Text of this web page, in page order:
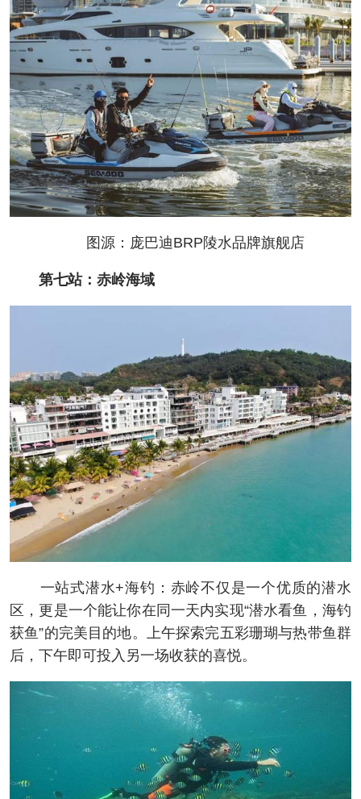
图源：庞巴迪BRP陵水品牌旗舰店
第七站：赤岭海域
一站式潜水+海钓：赤岭不仅是一个优质的潜水
区，更是一个能让你在同一天内实现“潜水看鱼，海钓
获鱼”的完美目的地。上午探索完五彩珊瑚与热带鱼群
后，下午即可投入另一场收获的喜悦。